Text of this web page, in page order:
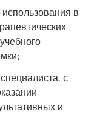
в
с
и